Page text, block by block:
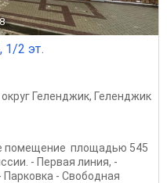
1/2 эт.
Геленджик, Геленджик
помещение площадью 545
- Первая линия, -
- Свободная